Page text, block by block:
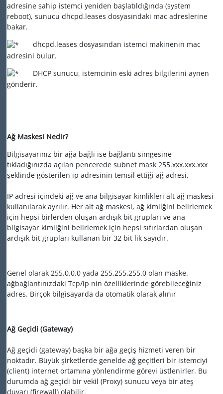
adresine sahip istemci yeniden başlatıldığında (system
reboot), sunucu dhcpd.leases dosyasındaki mac adreslerine
bakar.
dhcpd.leases dosyasından istemci makinenin mac
adresini bulur.
DHCP sunucu, istemcinin eski adres bilgilerini aynen
gönderir.
Ağ Maskesi Nedir?
Bilgisayarınız bir ağa bağlı ise bağlantı simgesine
tıkladığınızda açılan pencerede subnet mask 255.xxx.xxx.xxx
şeklinde gösterilen ip adresinin temsil ettiği ağ adresi.
IP adresi içindeki ağ ve ana bilgisayar kimlikleri alt ağ maskesi
kullanılarak ayrılır. Her alt ağ maskesi, ağ kimliğini belirlemek
için hepsi birlerden oluşan ardışık bit grupları ve ana
bilgisayar kimliğini belirlemek için hepsi sıfırlardan oluşan
ardışık bit grupları kullanan bir 32 bit lik sayıdır.
Genel olarak 255.0.0.0 yada 255.255.255.0 olan maske.
ağbağlantınızdaki Tcp/ip nin özelliklerinde görebileceğiniz
adres. Birçok bilgisayarda da otomatik olarak alınır
Ağ Geçidi (Gateway)
Ağ geçidi (gateway) başka bir ağa geçiş hizmeti veren bir
noktadır. Büyük şirketlerde genelde ağ geçitleri bir istemciyi
(client) internet ortamına yönlendirme görevi üstlenirler. Bu
durumda ağ geçidi bir vekil (Proxy) sunucu veya bir ateş
duvarı (firewall) olabilir.